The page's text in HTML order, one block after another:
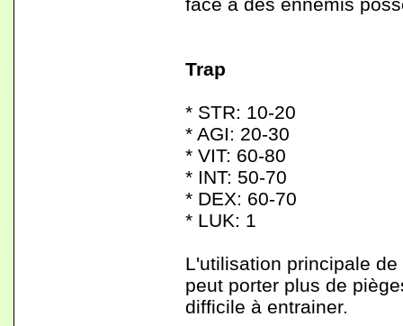
Trap
* STR: 10-20
* AGI: 20-30
* VIT: 60-80
* INT: 50-70
* DEX: 60-70
* LUK: 1
L'utilisation principale
peut porter plus de
difficile à entrainer.